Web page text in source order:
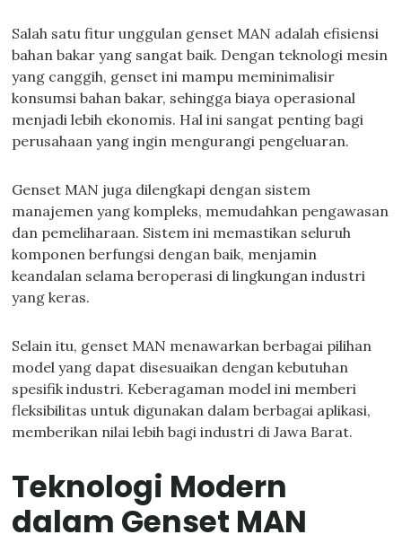
Salah satu fitur unggulan genset MAN adalah efisiensi
bahan bakar yang sangat baik. Dengan teknologi mesin
yang canggih, genset ini mampu meminimalisir
konsumsi bahan bakar, sehingga biaya operasional
menjadi lebih ekonomis. Hal ini sangat penting bagi
perusahaan yang ingin mengurangi pengeluaran.
Genset MAN juga dilengkapi dengan sistem
manajemen yang kompleks, memudahkan pengawasan
dan pemeliharaan. Sistem ini memastikan seluruh
komponen berfungsi dengan baik, menjamin
keandalan selama beroperasi di lingkungan industri
yang keras.
Selain itu, genset MAN menawarkan berbagai pilihan
model yang dapat disesuaikan dengan kebutuhan
spesifik industri. Keberagaman model ini memberi
fleksibilitas untuk digunakan dalam berbagai aplikasi,
memberikan nilai lebih bagi industri di Jawa Barat.
Teknologi Modern
dalam Genset MAN